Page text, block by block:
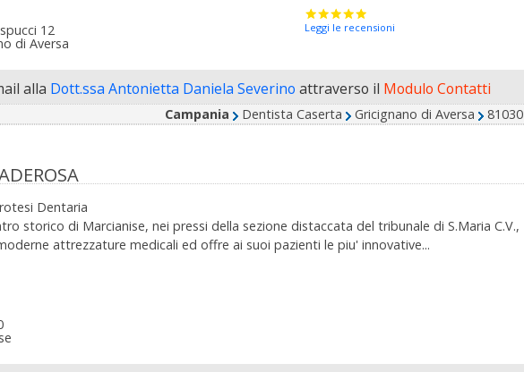
12
di Aversa
Leggi le recensioni
alla Dott.ssa Antonietta Daniela Severino attraverso il Modulo Contatti
Campania Dentista Caserta Gricignano di Aversa 81030
Dentaria
storico di Marcianise, nei pressi della sezione distaccata del tribunale di S.Maria C.V.,
attrezzature medicali ed offre ai suoi pazienti le piu' innovative...